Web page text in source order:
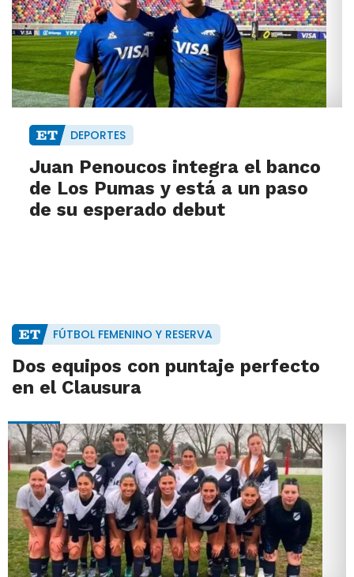
DEPORTES
Juan Penoucos integra el banco
de Los Pumas y está a un paso
de su esperado debut
FÚTBOL FEMENINO Y RESERVA
Dos equipos con puntaje perfecto
en el Clausura